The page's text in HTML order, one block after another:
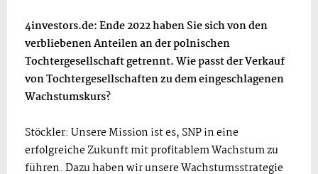
4investors.de: Ende 2022 haben Sie sich von den
verbliebenen Anteilen an der polnischen
Tochtergesellschaft getrennt. Wie passt der Verkauf
von Tochtergesellschaften zu dem eingeschlagenen
Wachstumskurs?
Stöckler: Unsere Mission ist es, SNP in eine
erfolgreiche Zukunft mit profitablem Wachstum zu
führen. Dazu haben wir unsere Wachstumsstrategie